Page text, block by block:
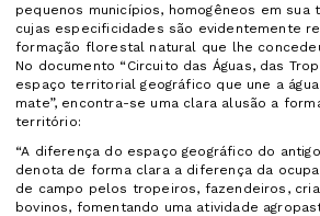
pequenos municípios, homogêneos em sua
cujas especificidades são evidentemente
formação florestal natural que lhe
No documento “Circuito das Águas, das
espaço territorial geográfico que une a
mate”, encontra-se uma clara alusão a
território:
“A diferença do espaço geográfico do
denota de forma clara a diferença da
de campo pelos tropeiros, fazendeiros,
bovinos, fomentando uma atividade